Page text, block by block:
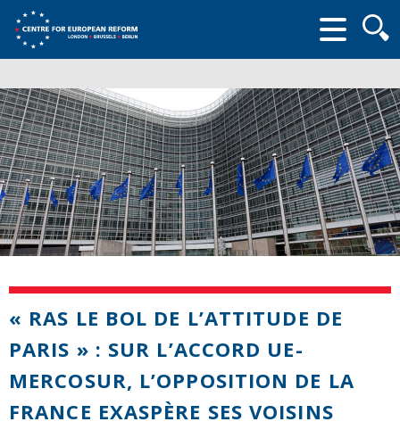
form
« RAS LE BOL DE L’ATTITUDE DE
PARIS » : SUR L’ACCORD UE-
MERCOSUR, L’OPPOSITION DE LA
FRANCE EXASPÈRE SES VOISINS